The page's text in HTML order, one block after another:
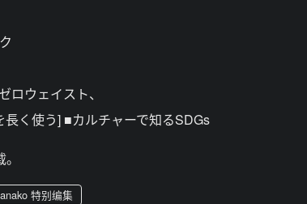
ウェイスト、
く使う] ■カルチャーで知るSDGs
特别编集